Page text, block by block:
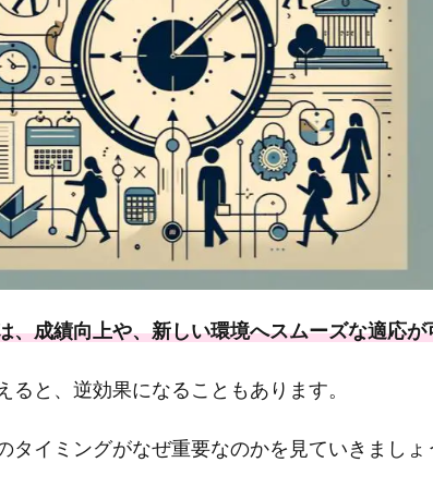
、成績向上や、新しい環境へスムーズな適応が
ると、逆効果になることもあります。
タイミングがなぜ重要なのかを見ていきましょ